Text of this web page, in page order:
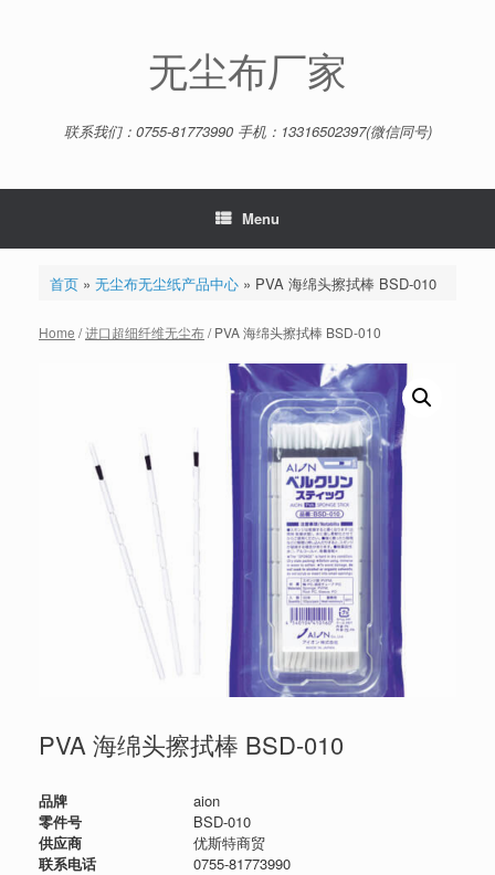
无尘布厂家
联系我们：0755-81773990 手机：13316502397(微信同号)
Menu
首页» 无尘布无尘纸产品中心» PVA 海绵头擦拭棒 BSD-010
Home /进口超细纤维无尘布/ PVA 海绵头擦拭棒 BSD-010
PVA 海绵头擦拭棒 BSD-010
品牌
aion
零件号
BSD-010
供应商
优斯特商贸
联系电话
0755-81773990